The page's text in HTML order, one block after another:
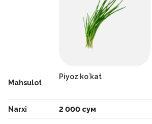
Mahsulot
Narxi
Piyoz ko`kat
2 000 сум